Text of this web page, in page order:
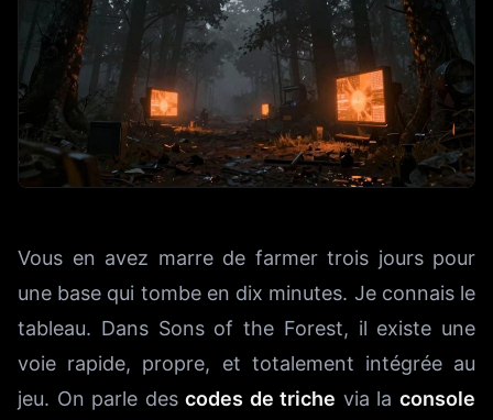
Vous en avez marre de farmer trois jours pour
une base qui tombe en dix minutes. Je connais le
tableau. Dans Sons of the Forest, il existe une
voie rapide, propre, et totalement intégrée au
jeu. On parle descodes de triche via laconsole